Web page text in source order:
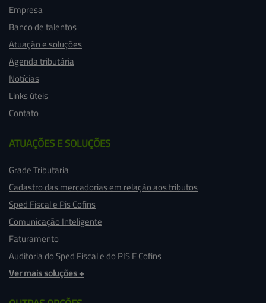
Empresa
Banco de talentos
Atuação e soluções
Agenda tributária
Notícias
Links úteis
Contato
ATUAÇÕES E SOLUÇÕES
Grade Tributaria
Cadastro das mercadorias em relação aos tributos
Sped Fiscal e Pis Cofins
Comunicação Inteligente
Faturamento
Auditoria do Sped Fiscal e do PIS E Cofins
Ver mais soluções +